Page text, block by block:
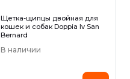
Щетка-щипцы двойная для
кошек и собак Doppia Iv San
Bernard
В наличии